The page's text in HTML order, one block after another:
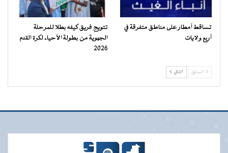
تساقط أمطار على مناطق متفرقة في
أربع ولايات
تتويج فريق كيفه بطلا للمرحلة
الجهوية من بطولة الأحياء لكرة القدم
2026
السابق التالي